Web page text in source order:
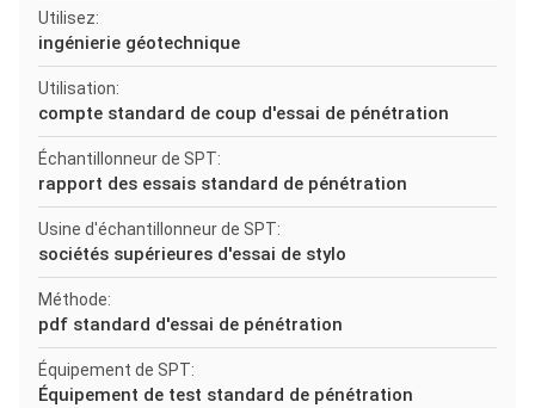
Utilisez:
ingénierie géotechnique
Utilisation:
compte standard de coup d'essai de pénétration
Échantillonneur de SPT:
rapport des essais standard de pénétration
Usine d'échantillonneur de SPT:
sociétés supérieures d'essai de stylo
Méthode:
pdf standard d'essai de pénétration
Équipement de SPT:
Équipement de test standard de pénétration